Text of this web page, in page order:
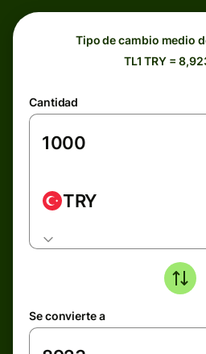
Tipo de cambio medio
TL1 TRY =
Cantidad
TRY
Se convierte a